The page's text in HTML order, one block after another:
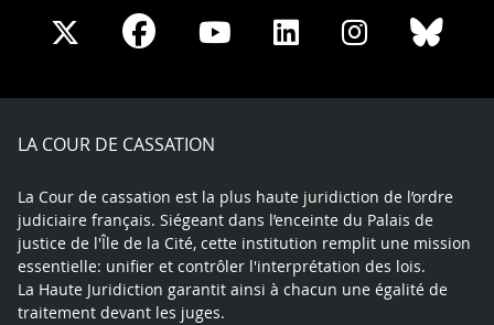
Share
X
Share
Facebook
Share
Youtube
Share
LinkedIn
Share
Instagram
LA COUR DE CASSATION
La Cour de cassation est la plus haute juridiction de l’ordre
judiciaire français. Siégeant dans l’enceinte du Palais de
justice de l'Île de la Cité, cette institution remplit une mission
essentielle: unifier et contrôler l'interprétation des lois.
La Haute Juridiction garantit ainsi à chacun une égalité de
traitement devant les juges.